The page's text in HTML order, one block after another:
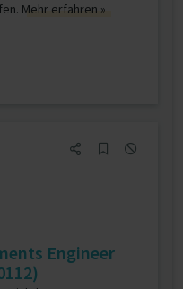
Mehr erfahren »
Engineer